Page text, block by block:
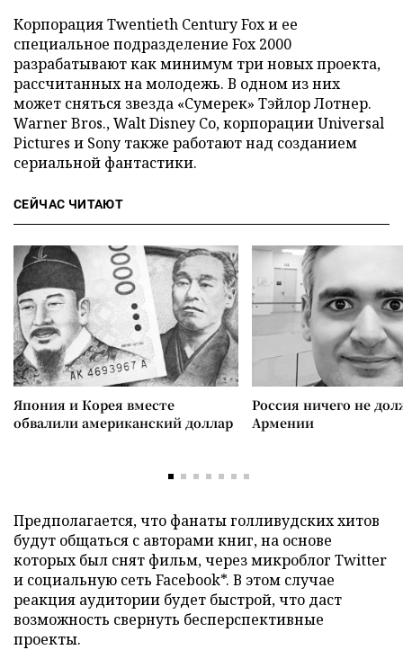
Корпорация Twentieth Century Fox и ее
специальное подразделение Fox 2000
разрабатывают как минимум три новых проекта,
рассчитанных на молодежь. В одном из них
может сняться звезда «Сумерек» Тэйлор Лотнер.
Warner Bros., Walt Disney Co, корпорации Universal
Pictures и Sony также работают над созданием
сериальной фантастики.
СЕЙЧАС ЧИТАЮТ
Япония и Корея вместе
обвалили американский доллар
Россия ничего не
Армении
Предполагается, что фанаты голливудских хитов
будут общаться с авторами книг, на основе
которых был снят фильм, через микроблог Twitter
и социальную сеть Facebook*. В этом случае
реакция аудитории будет быстрой, что даст
возможность свернуть бесперспективные
проекты.